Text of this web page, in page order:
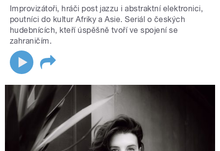
Improvizátoři, hráči post jazzu i abstraktní elektronici,
poutníci do kultur Afriky a Asie. Seriál o českých
hudebnících, kteří úspěšně tvoří ve spojení se
zahraničím.